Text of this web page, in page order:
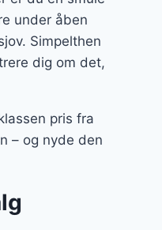
under åben
Simpelthen
dig om det,
pris fra
– og nyde den